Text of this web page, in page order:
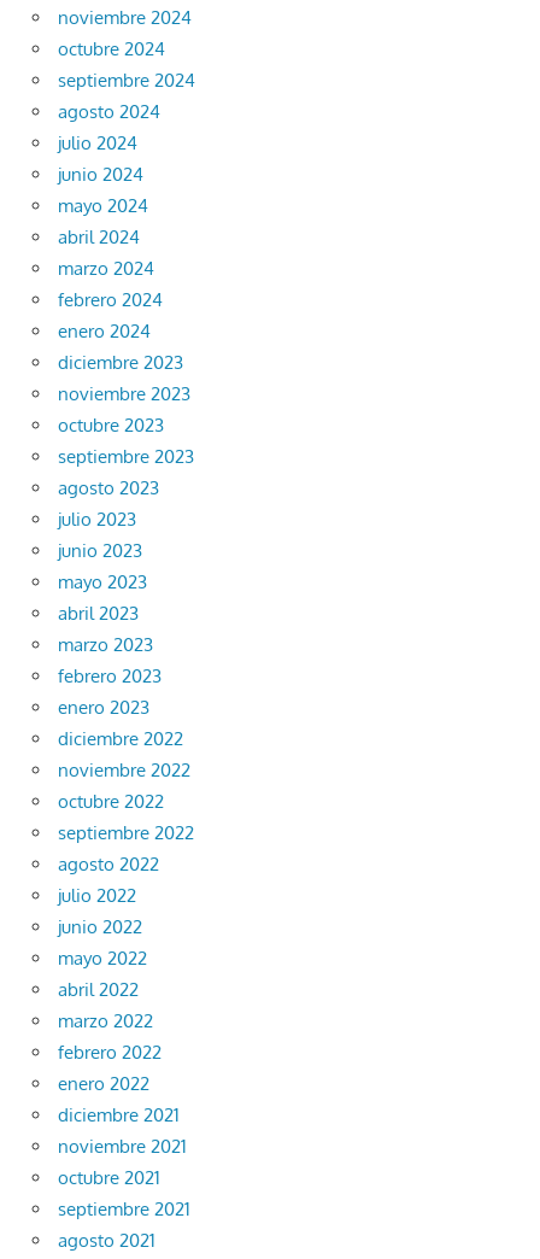
noviembre 2024
octubre 2024
septiembre 2024
agosto 2024
julio 2024
junio 2024
mayo 2024
abril 2024
marzo 2024
febrero 2024
enero 2024
diciembre 2023
noviembre 2023
octubre 2023
septiembre 2023
agosto 2023
julio 2023
junio 2023
mayo 2023
abril 2023
marzo 2023
febrero 2023
enero 2023
diciembre 2022
noviembre 2022
octubre 2022
septiembre 2022
agosto 2022
julio 2022
junio 2022
mayo 2022
abril 2022
marzo 2022
febrero 2022
enero 2022
diciembre 2021
noviembre 2021
octubre 2021
septiembre 2021
agosto 2021